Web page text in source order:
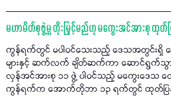
မဟာမိတ်စုဖွဲ့မှု တိုးမြှင့်မည်ဟု မကွေးအင်အားစု ထုတ်
ကွန်ရက်တွင် မပါဝင်သေးသည့် ဒေသအတွင်းရှိ
များနှင့် ဆက်လက် ချိတ်ဆက်ကာ ဆောင်ရွက်သွား
လှန်အင်အားစု ၁၁ ဖွဲ့ ပါဝင်သည့် မကွေးဒေသ တေ
ကွန်ရက်က အောက်တိုဘာ ၁၃ ရက်တွင် ထုတ်ပ